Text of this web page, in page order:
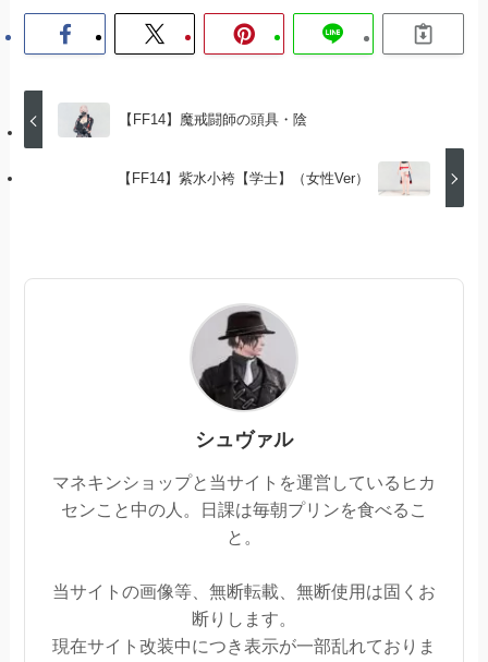
【FF14】魔戒闘師の頭具・陰
【FF14】紫水小袴【学士】（女性Ver）
シュヴァル
マネキンショップと当サイトを運営しているヒカ
センこと中の人。日課は毎朝プリンを食べるこ
と。
当サイトの画像等、無断転載、無断使用は固くお
断りします。
現在サイト改装中につき表示が一部乱れておりま